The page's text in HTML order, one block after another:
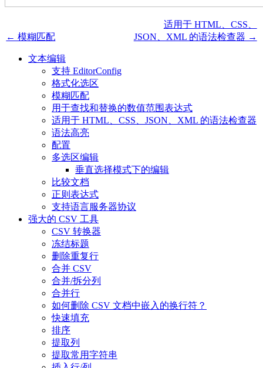
← 模糊匹配
适用于 HTML、CSS、
JSON、XML 的语法检查器 →
文本编辑
支持 EditorConfig
格式化选区
模糊匹配
用于查找和替换的数值范围表达式
适用于 HTML、CSS、JSON、XML 的语法检查器
语法高亮
配置
多选区编辑
垂直选择模式下的编辑
比较文档
正则表达式
支持语言服务器协议
强大的 CSV 工具
CSV 转换器
冻结标题
删除重复行
合并 CSV
合并/拆分列
合并行
如何删除 CSV 文档中嵌入的换行符？
快速填充
排序
提取列
提取常用字符串